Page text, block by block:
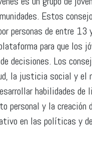
Estos
personas de entre
para que los
decisiones. Los
la justicia social y el
habilidades de
personal y la creación
en las políticas y